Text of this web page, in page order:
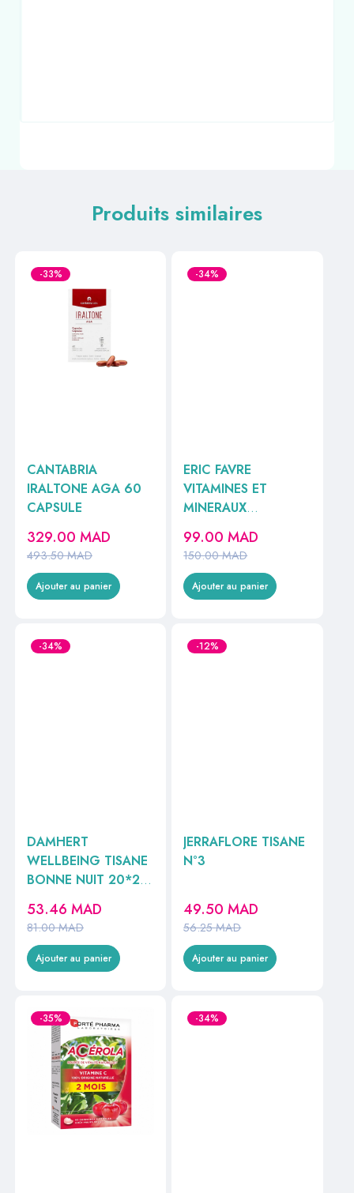
Produits similaires
-33%
CANTABRIA
IRALTONE AGA 60
CAPSULE
493.50MAD
329.00 MAD
Ajouter au panier
-34%
ERIC FAVRE
VITAMINES ET
MINERAUX
(VITADIUM)
30COMPRIMES //
150.00MAD
99.00MAD
Ajouter au panier
-34%
DAMHERT
WELLBEING TISANE
BONNE NUIT 20*2G
81.00MAD
53.46 MAD
Ajouter au panier
-12%
JERRAFLORE TISANE
N°3
56.25MAD
49.50MAD
Ajouter au panier
-35% -34%